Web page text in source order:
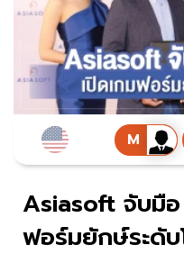
Asiasoft จับมื
ฟอร์มยักษ์ระดับ